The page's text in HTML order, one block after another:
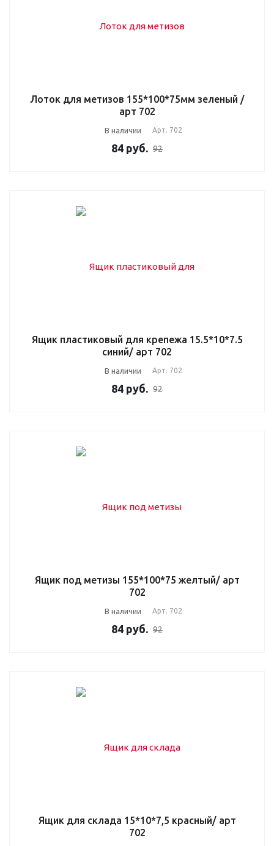
Лоток для метизов 155*100*75мм зеленый /
арт 702
В наличии Арт. 702
84 руб. 92
Ящик пластиковый для крепежа 15.5*10*7.5
синий/ арт 702
В наличии Арт. 702
84 руб. 92
Ящик под метизы 155*100*75 желтый/ арт
702
В наличии Арт. 702
84 руб. 92
Ящик для склада 15*10*7,5 красный/ арт
702